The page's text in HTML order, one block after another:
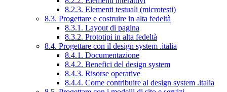
8.2.3. Elementi testuali (microtesti)
8.3. Progettare e costruire in alta fedeltà
8.3.1. Layout di pagina
8.3.2. Prototipi in alta fedeltà
8.4. Progettare con il design system .italia
8.4.1. Documentazione
8.4.2. Benefici del design system
8.4.3. Risorse operative
8.4.4. Come contribuire al design system .italia